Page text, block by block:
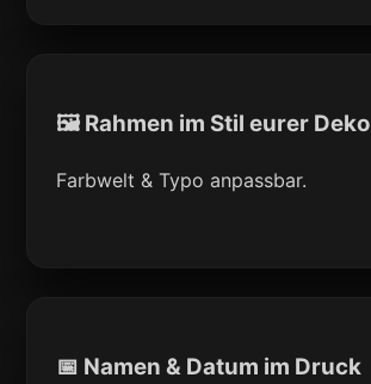
🖼 Rahmen im Stil eurer Deko
Farbwelt & Typo anpassbar.
📅 Namen & Datum im Druck